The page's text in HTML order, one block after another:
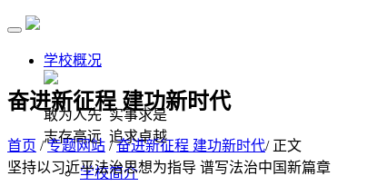
学校概况
敢为人先 实事求是
志存高远 追求卓越
学校简介
奋进新征程 建功新时代
首页 /专题网站 /奋进新征程 建功新时代/ 正文
坚持以习近平法治思想为指导 谱写法治中国新篇章